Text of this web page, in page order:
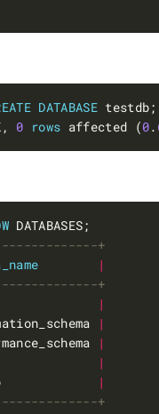
DATABASE
0 rows affected (0.
|
|
|
|
|
|